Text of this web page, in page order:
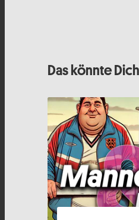
Das könnte